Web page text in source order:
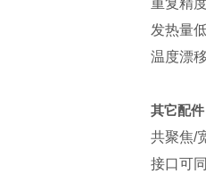
重复精
发热量
温度漂
其它配件
共聚焦/
接口可